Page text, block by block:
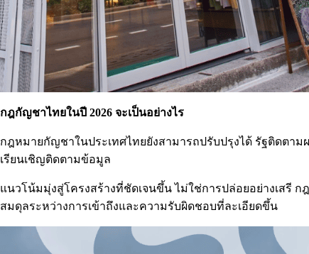
กฎกัญชาไทยในปี 2026 จะเป็นอย่างไร
กฎหมายกัญชาในประเทศไทยยังสามารถปรับปรุงได้ รัฐติดตา
เรียนเชิญติดตามข้อมูล
แนวโน้มมุ่งสู่โครงสร้างที่ชัดเจนขึ้น ไม่ใช่การปล่อยอย่างเสรี
สมดุลระหว่างการเข้าถึงและความรับผิดชอบที่ละเอียดขึ้น